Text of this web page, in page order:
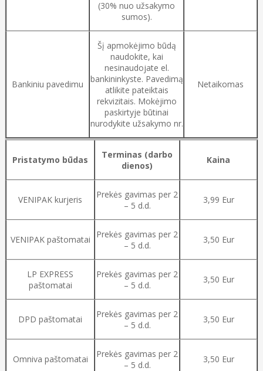
(30% nuo užsakymo
sumos).
Bankiniu pavedimu
Šį apmokėjimo būdą
naudokite, kai
nesinaudojate el.
bankininkyste. Pavedimą
atlikite pateiktais
rekvizitais. Mokėjimo
paskirtyje būtinai
nurodykite užsakymo nr.
Netaikomas
Pristatymo būdas
Terminas (darbo
dienos)
Kaina
VENIPAK kurjeris
Prekės gavimas per 2
– 5 d.d.
3,99 Eur
VENIPAK paštomatai
Prekės gavimas per 2
– 5 d.d.
3,50 Eur
LP EXPRESS
paštomatai
Prekės gavimas per 2
– 5 d.d.
3,50 Eur
DPD paštomatai
Prekės gavimas per 2
– 5 d.d.
3,50 Eur
Omniva paštomatai
Prekės gavimas per 2
– 5 d.d.
3,50 Eur